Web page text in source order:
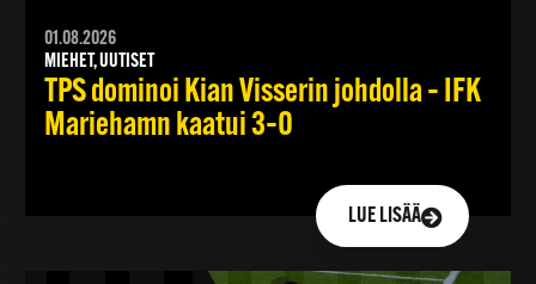
01.08.2026
MIEHET, UUTISET
TPS dominoi Kian Visserin johdolla – IFK
Mariehamn kaatui 3–0
LUE LISÄÄ